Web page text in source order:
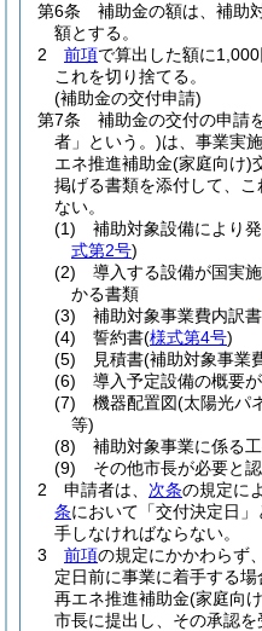
第6条
補助金の額は、補助
額とする。
2
前項で算出した額に
これを切り捨てる。
(補助金の交付申請)
第7条
補助金の交付の申請
者」という。)は、事業実
エネ推進補助金(家庭向け)
掲げる書類を添付して、
ない。
(1)
補助対象設備により
式第2号)
(2)
導入する設備が国実
かる書類
(3)
補助対象事業費内訳書
(4)
誓約書(様式第4号)
(5)
見積書(補助対象事業
(6)
導入予定設備の概要
(7)
機器配置図(太陽光パ
等)
(8)
補助対象事業に係る
(9)
その他市長が必要と
2
申請者は、 次条の規定に
条において「交付決定日」
手しなければならない。
3
前項の規定にかかわらず
定日前に事業に着手する
再エネ推進補助金(家庭向
市長に提出し、その承認を